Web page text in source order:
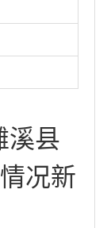
溪县
况新